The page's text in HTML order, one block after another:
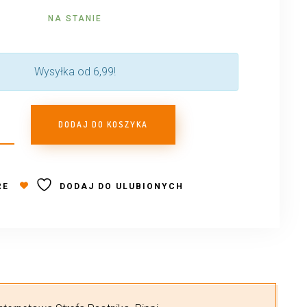
NA STANIE
Wysyłka od 6,99!
DODAJ DO KOSZYKA
DODAJ DO ULUBIONYCH